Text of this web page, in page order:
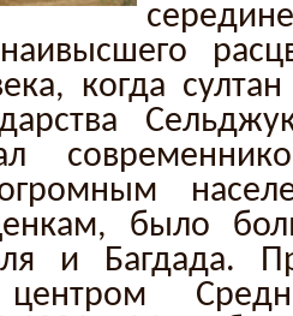
когда
было
и Багдада.
центром